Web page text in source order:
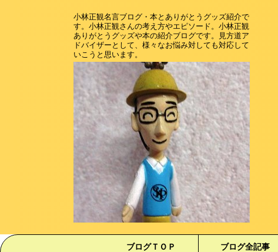
小林正観名言ブログ・本とありがとうグッズ紹介で
す。小林正観さんの考え方やエピソード。小林正観
ありがとうグッズや本の紹介ブログです。見方道ア
ドバイザーとして、様々なお悩み対しても対応して
いこうと思います。
ブログＴＯＰ ブログ全記事